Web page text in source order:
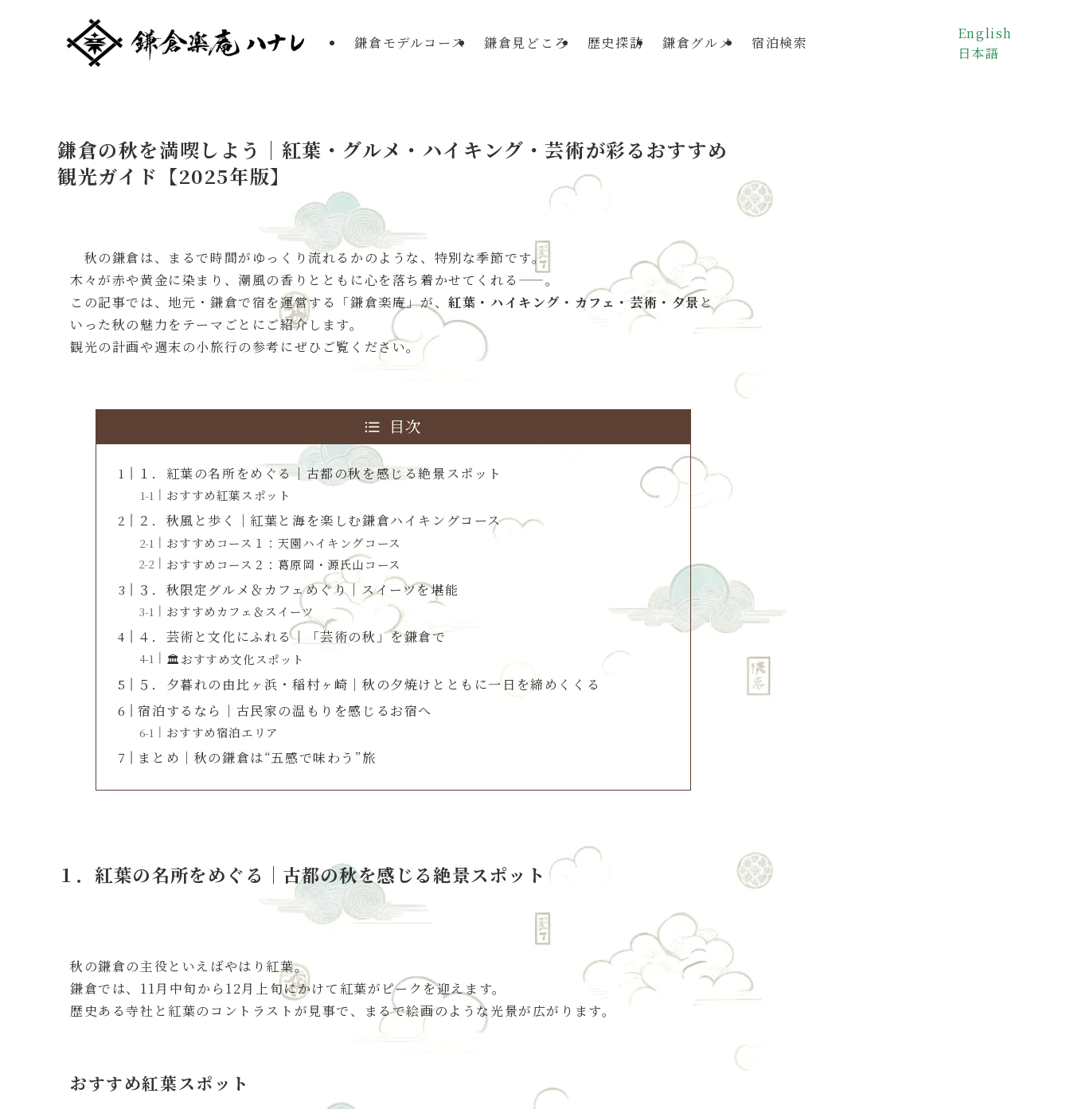
鎌倉モデルコース 鎌倉見どころ 歴史探訪 鎌倉グルメ 宿泊検索
English
日本語
鎌倉の秋を満喫しよう｜紅葉・グルメ・ハイキング・芸術が彩るおすすめ
観光ガイド【2025年版】
秋の鎌倉は、まるで時間がゆっくり流れるかのような、特別な季節です。
木々が赤や黄金に染まり、潮風の香りとともに心を落ち着かせてくれる——。
この記事では、地元・鎌倉で宿を運営する「鎌倉楽庵」が、紅葉・ハイキング・カフェ・芸術・夕景と
いった秋の魅力をテーマごとにご紹介します。
観光の計画や週末の小旅行の参考にぜひご覧ください。
目次
１．紅葉の名所をめぐる｜古都の秋を感じる絶景スポット
おすすめ紅葉スポット
２．秋風と歩く｜紅葉と海を楽しむ鎌倉ハイキングコース
おすすめコース１：天園ハイキングコース
おすすめコース２：葛原岡・源氏山コース
３．秋限定グルメ＆カフェめぐり｜スイーツを堪能
おすすめカフェ＆スイーツ
４．芸術と文化にふれる｜「芸術の秋」を鎌倉で
🏛おすすめ文化スポット
５．夕暮れの由比ヶ浜・稲村ヶ崎｜秋の夕焼けとともに一日を締めくくる
宿泊するなら｜古民家の温もりを感じるお宿へ
おすすめ宿泊エリア
まとめ｜秋の鎌倉は“五感で味わう”旅
１．紅葉の名所をめぐる｜古都の秋を感じる絶景スポット
秋の鎌倉の主役といえばやはり紅葉。
鎌倉では、11月中旬から12月上旬にかけて紅葉がピークを迎えます。
歴史ある寺社と紅葉のコントラストが見事で、まるで絵画のような光景が広がります。
おすすめ紅葉スポット